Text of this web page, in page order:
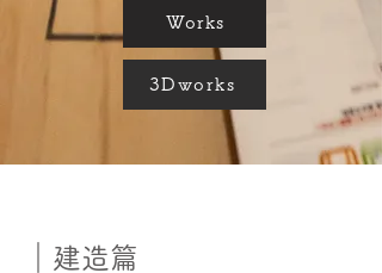
Works
3Dworks
｜建造篇